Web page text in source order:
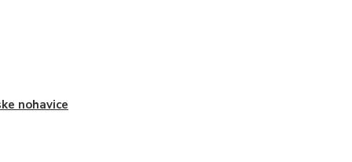
nohavice